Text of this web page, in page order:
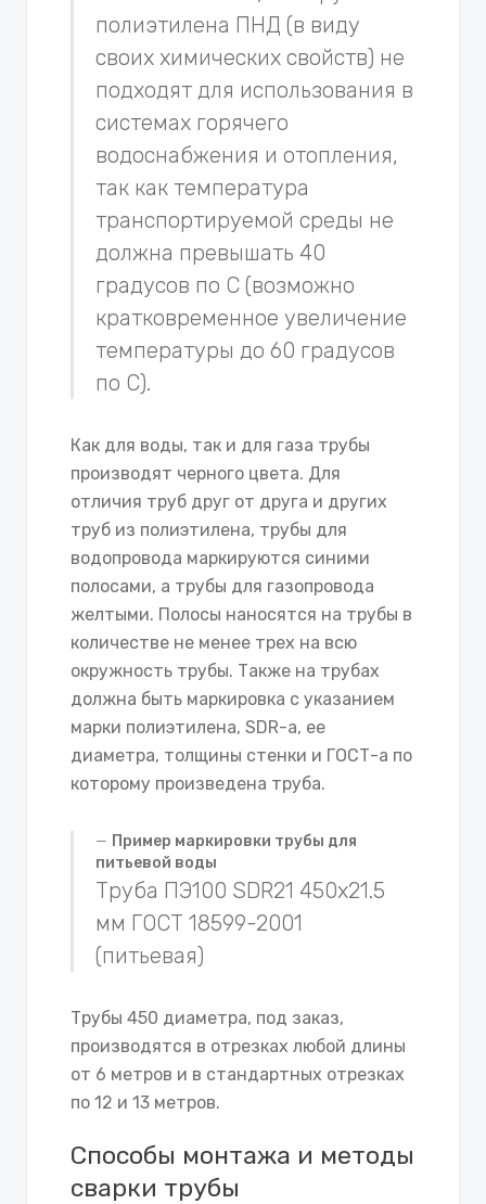
полиэтилена ПНД (в виду
своих химических свойств) не
подходят для использования в
системах горячего
водоснабжения и отопления,
так как температура
транспортируемой среды не
должна превышать 40
градусов по С (возможно
кратковременное увеличение
температуры до 60 градусов
по С).
Как для воды, так и для газа трубы
производят черного цвета. Для
отличия труб друг от друга и других
труб из полиэтилена, трубы для
водопровода маркируются синими
полосами, а трубы для газопровода
желтыми. Полосы наносятся на трубы в
количестве не менее трех на всю
окружность трубы. Также на трубах
должна быть маркировка с указанием
марки полиэтилена, SDR-а, ее
диаметра, толщины стенки и ГОСТ-а по
которому произведена труба.
Пример маркировки трубы для
питьевой воды
Труба ПЭ100 SDR21 450х21.5
мм ГОСТ 18599-2001
(питьевая)
Трубы 450 диаметра, под заказ,
производятся в отрезках любой длины
от 6 метров и в стандартных отрезках
по 12 и 13 метров.
Способы монтажа и методы
сварки трубы